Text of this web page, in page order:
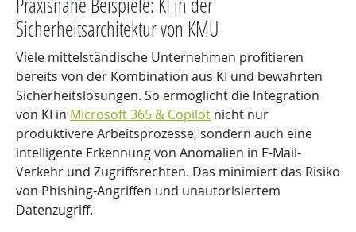
Praxisnahe Beispiele: KI in der
Sicherheitsarchitektur von KMU
Viele mittelständische Unternehmen profitieren
bereits von der Kombination aus KI und bewährten
Sicherheitslösungen. So ermöglicht die Integration
von KI in Microsoft 365 & Copilot nicht nur
produktivere Arbeitsprozesse, sondern auch eine
intelligente Erkennung von Anomalien in E-Mail-
Verkehr und Zugriffsrechten. Das minimiert das Risiko
von Phishing-Angriffen und unautorisiertem
Datenzugriff.